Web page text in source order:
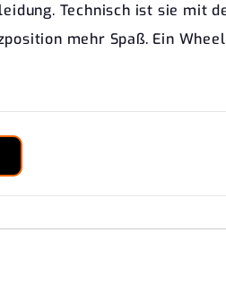
Technisch ist sie mit
mehr Spaß. Ein